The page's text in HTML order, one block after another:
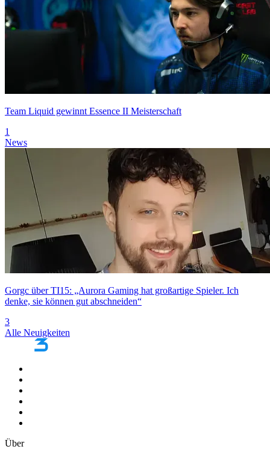
Team Liquid gewinnt Essence II Meisterschaft
1
News
Gorgc über TI15: „Aurora Gaming hat großartige Spieler. Ich
denke, sie können gut abschneiden“
3
Alle Neuigkeiten
Über